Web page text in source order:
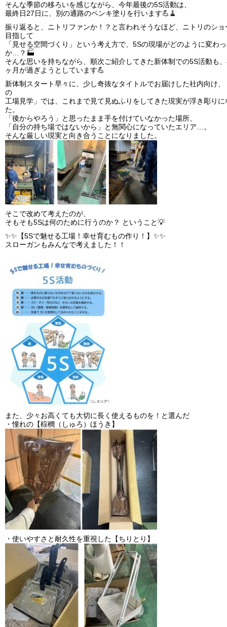
そんな季節の移ろいを感じながら、今年最後の5S活動は、
最終日27日に、別の通路のペンキ塗りを行います💪🧹
振り返ると、ニトリファンか！？と言われそうなほど、ニトリのショ
目指して
「見せる空間づくり」という考え方で、5Sの現場がどのように変わ
か…？🏭
そんな思いを持ちながら、順次ご紹介してきた新体制での5S活動も
ヶ月が過ぎようとしています💪
新体制スタート早々に、少し奇抜なタイトルでお届けした社内向け
の
工場見学」では、これまで見て見ぬふりをしてきた現実が浮き彫りに
た。
「後からやろう」と思ったまま手を付けていなかった場所、
「自分の持ち場ではないから」と無関心になっていたエリア…。
そんな厳しい現実と向き合うことになりました。
そこで改めて考えたのが、
そもそも5Sは何のために行うのか？ ということ💡
✨✨【5Sで魅せる工場！幸せ育むもの作り！】✨✨
スローガンもみんなで考えました！！
また、少々お高くても大切に長く使えるものを！と選んだ
・憧れの【棕櫚（しゅろ）ほうき】
・使いやすさと耐久性を重視した【ちりとり】